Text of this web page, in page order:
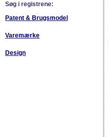
Søg i registrene:
Patent & Brugsmodel
Varemærke
Design